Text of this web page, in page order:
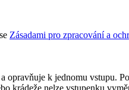
Zásadami pro zpracování a
k jednomu vstupu.